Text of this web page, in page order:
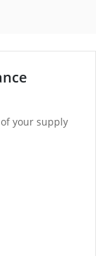
your supply